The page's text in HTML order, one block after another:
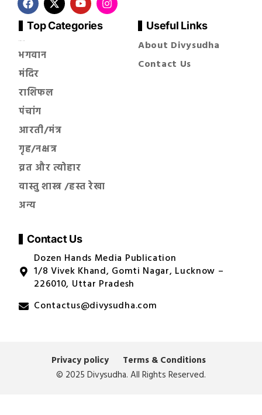
Top Categories
भगवान
मंदिर
राशिफल
पंचांग
आरती/मंत्र
गृह/नक्षत्र
व्रत और त्योहार
वास्तु शास्त्र /हस्त रेखा
अन्य
Useful Links
About Divysudha
Contact Us
Contact Us
Dozen Hands Media Publication
1/8 Vivek Khand, Gomti Nagar, Lucknow –
226010, Uttar Pradesh
Contactus@divysudha.com
Privacy policy
Terms & Conditions
© 2025 Divysudha. All Rights Reserved.